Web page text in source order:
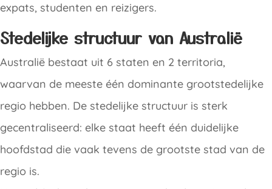
expats, studenten en reizigers.
Stedelijke structuur van Australië
Australië bestaat uit 6 staten en 2 territoria,
waarvan de meeste één dominante grootstedelijke
regio hebben. De stedelijke structuur is sterk
gecentraliseerd: elke staat heeft één duidelijke
hoofdstad die vaak tevens de grootste stad van de
regio is.